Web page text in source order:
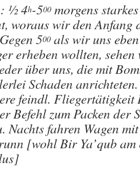
½ 4h-500 morgens
woraus wir den Anfang
500 als wir uns
erheben wollten,
über uns, die mit
Schaden
feindl. Fliegertätigkeit
Befehl zum Packen der
Nachts fahren Wagen
[wohl Bir Ya’qub